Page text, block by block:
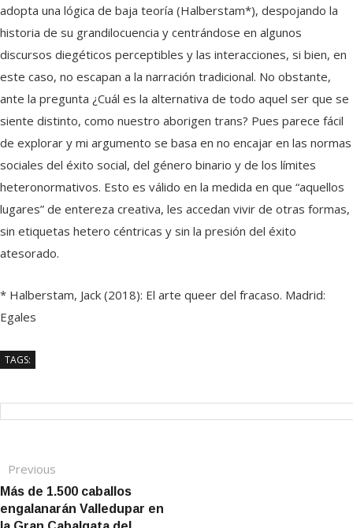
adopta una lógica de baja teoría (Halberstam*), despojando la
historia de su grandilocuencia y centrándose en algunos
discursos diegéticos perceptibles y las interacciones, si bien, en
este caso, no escapan a la narración tradicional. No obstante,
ante la pregunta ¿Cuál es la alternativa de todo aquel ser que se
siente distinto, como nuestro aborigen trans? Pues parece fácil
de explorar y mi argumento se basa en no encajar en las normas
sociales del éxito social, del género binario y de los límites
heteronormativos. Esto es válido en la medida en que “aquellos
lugares” de entereza creativa, les accedan vivir de otras formas,
sin etiquetas hetero céntricas y sin la presión del éxito
atesorado.
* Halberstam, Jack (2018): El arte queer del fracaso. Madrid:
Egales
TAGS:
Navegación de entradas
Previous
Más de 1.500 caballos
engalanarán Valledupar en